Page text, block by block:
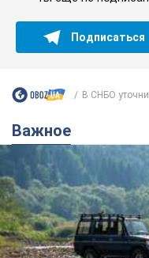
Подписаться
В СНБО
Важное